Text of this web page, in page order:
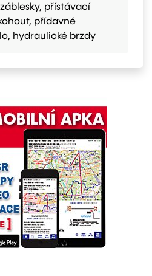
přístávací
přídavné
hydraulické brzdy